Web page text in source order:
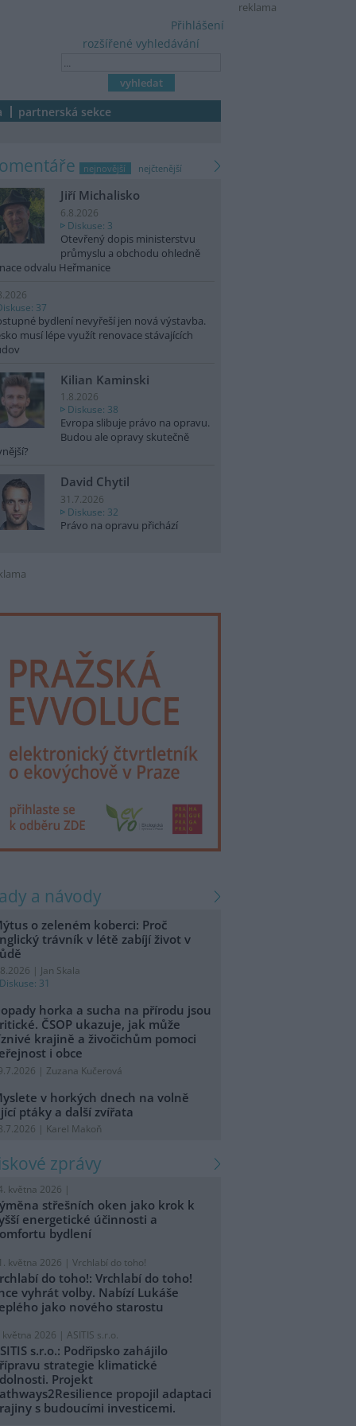
reklama
rozšířené vyhledávání
Přihlášení
partnerská sekce
nejnovější nejčtenější
Jiří Michalisko
6.8.2026
Diskuse: 3
Otevřený dopis ministerstvu
průmyslu a obchodu ohledně
odvalu Heřmanice
37
bydlení nevyřeší jen nová výstavba.
musí lépe využít renovace stávajících
Kilian Kaminski
1.8.2026
Diskuse: 38
Evropa slibuje právo na opravu.
Budou ale opravy skutečně
David Chytil
31.7.2026
Diskuse: 32
Právo na opravu přichází
a návody
o zeleném koberci: Proč
trávník v létě zabíjí život v
| Jan Skala
Diskuse: 31
horka a sucha na přírodu jsou
ČSOP ukazuje, jak může
krajině a živočichům pomoci
i obce
| Zuzana Kučerová
v horkých dnech na volně
ptáky a další zvířata
| Karel Makoň
zprávy
května 2026 |
střešních oken jako krok k
energetické účinnosti a
bydlení
května 2026 | Vrchlabí do toho!
do toho!: Vrchlabí do toho!
vyhrát volby. Nabízí Lukáše
jako nového starostu
května 2026 | ASITIS s.r.o.
s.r.o.: Podřipsko zahájilo
strategie klimatické
Projekt
propojil adaptaci
s budoucími investicemi.